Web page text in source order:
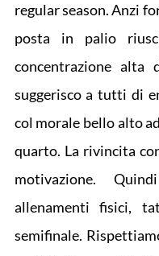
regular season. Anzi
posta in palio
concentrazione alta
suggerisco a tutti di
col morale bello alto
quarto. La rivincita
motivazione.
allenamenti fisici,
semifinale.